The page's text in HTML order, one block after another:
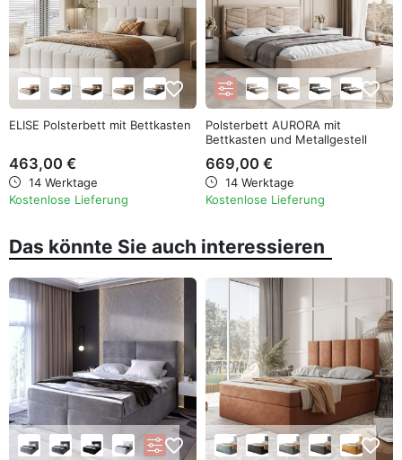
favorite_border
ELISE Polsterbett mit Bettkasten
463,00 €
14 Werktage
Kostenlose Lieferung
favorite_border
Polsterbett AURORA mit
Bettkasten und Metallgestell
669,00 €
14 Werktage
Kostenlose Lieferung
Das könnte Sie auch interessieren
favorite_border favorite_border